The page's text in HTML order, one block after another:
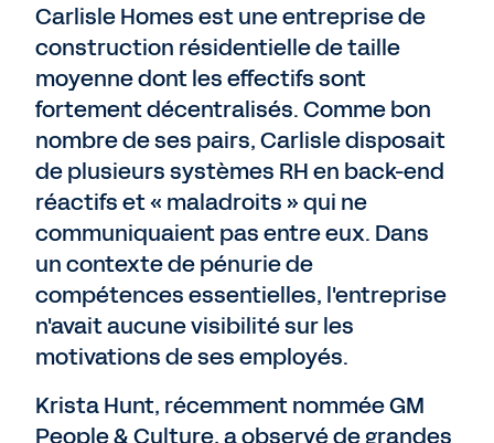
Carlisle Homes est une entreprise de
construction résidentielle de taille
moyenne dont les effectifs sont
fortement décentralisés. Comme bon
nombre de ses pairs, Carlisle disposait
de plusieurs systèmes RH en back-end
réactifs et « maladroits » qui ne
communiquaient pas entre eux. Dans
un contexte de pénurie de
compétences essentielles, l'entreprise
n'avait aucune visibilité sur les
motivations de ses employés.
Krista Hunt, récemment nommée GM
People & Culture, a observé de grandes